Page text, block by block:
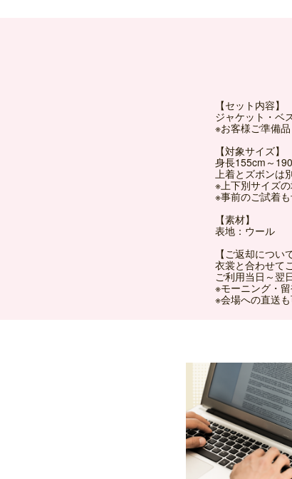
【セット内容】
ジャケット・ベ
※お客様ご準備
【対象サイズ】
身長155cm～
上着とズボンは
※上下別サイズ
※事前のご試着
【素材】
表地：ウール
【ご返却につい
衣裳と合わせて
ご利用当日～翌
※モーニング・
※会場への直送